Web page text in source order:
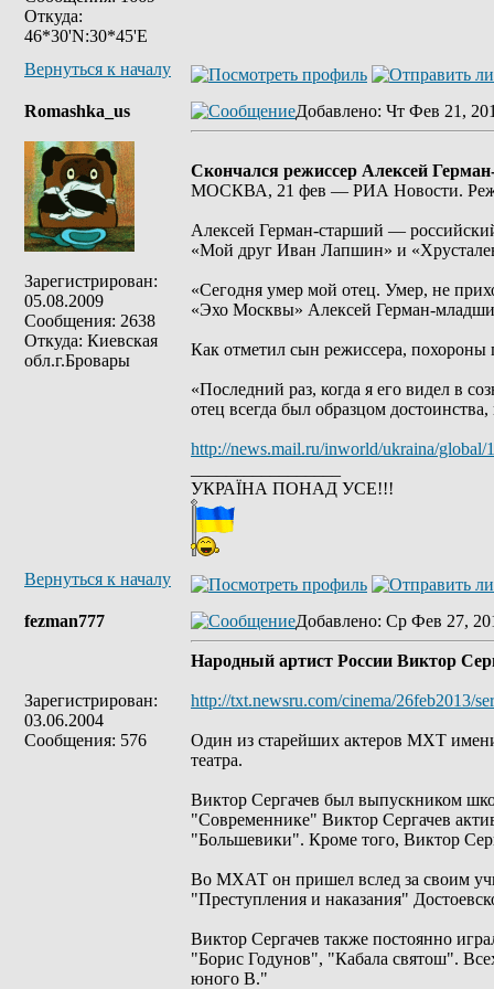
Откуда:
46*30'N:30*45'E
Вернуться к началу
Romashka_us
Зарегистрирован:
05.08.2009
Сообщения: 2638
Откуда: Киевская
обл.г.Бровары
Добавлено: Чт Фев 21,
Скончался режиссер Алексей
МОСКВА, 21 фев — РИА Новости.
Алексей Герман-старший —
«Мой друг Иван Лапшин» и
«Сегодня умер мой отец. Умер, не
«Эхо Москвы» Алексей Герман-
Как отметил сын режиссера,
«Последний раз, когда я его видел в
отец всегда был образцом
http://news.mail.ru/inworld/ukraina/global/
УКРАЇНА ПОНАД УСЕ!!!
Вернуться к началу
fezman777
Зарегистрирован:
03.06.2004
Сообщения: 576
Добавлено: Ср Фев 27,
Народный артист России Виктор
http://txt.newsru.com/cinema/26feb2013/
Один из старейших актеров МХТ
театра.
Виктор Сергачев был выпускником
"Современнике" Виктор Сергачев
"Большевики". Кроме того, Виктор
Во МХАТ он пришел вслед за своим
"Преступления и наказания"
Виктор Сергачев также постоянно
"Борис Годунов", "Кабала святош".
юного В."